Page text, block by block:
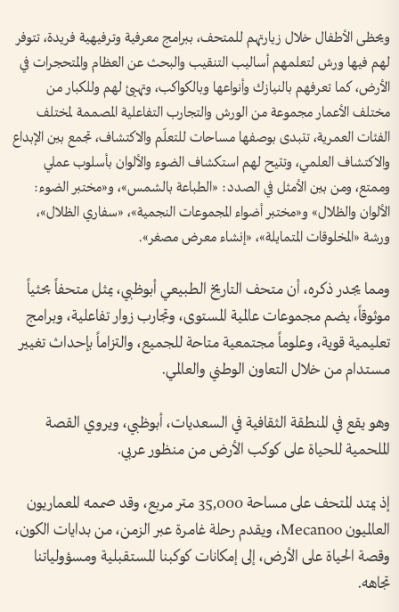
ويحظى الأطفال خلال زيارتهم للمتحف، ببرامج معرفية وترفيهية فريدة، تتوفر
لهم فيها ورش لتعلمهم أساليب التنقيب والبحث عن العظام والمتحجرات في
الأرض، كما تعرفهم بالنيازك وأنواعها وبالكواكب، وتهيئ لهم وللكبار من
مختلف الأعمار مجموعة من الورش والتجارب التفاعلية المصممة لمختلف
الفئات العمرية، تتبدى بوصفها مساحات للتعلّم والاكتشاف، تجمع بين الإبداع
والاكتشاف العلمي، وتتيح لهم استكشاف الضوء والألوان بأسلوب عملي
وممتع، ومن بين الأمثل في الصدد: «الطباعة بالشمس»، و«مختبر الضوء:
الألوان والظلال» و«مختبر أضواء المجموعات النجمية»، «سفاري الظلال»،
ورشة «المخلوقات المتمايلة»، «إنشاء معرض مصغر».
ومما يجدر ذكره، أن متحف التاريخ الطبيعي أبوظبي، يمثل متحفاً بحثياً
موثوقاً، يضم مجموعات عالمية المستوى، وتجارب زوار تفاعلية، وبرامج
تعليمية قوية، وعلوماً مجتمعية متاحة للجميع، والتزاماً بإحداث تغيير
مستدام من خلال التعاون الوطني والعالمي.
وهو يقع في المنطقة الثقافية في السعديات، أبوظبي، ويروي القصة
الملحمية للحياة على كوكب الأرض من منظور عربي.
إذ يمتد المتحف على مساحة 35,000 متر مربع، وقد صممه المعماريون
العالميون Mecanoo، ويقدم رحلة غامرة عبر الزمن، من بدايات الكون،
وقصة الحياة على الأرض، إلى إمكانات كوكبنا المستقبلية ومسؤولياتنا
تجاهه.